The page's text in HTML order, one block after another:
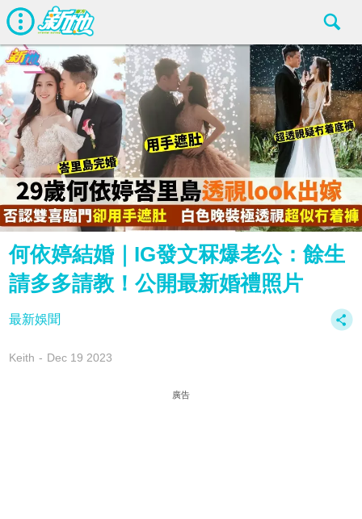
何依婷結婚｜IG發文冧爆老公：餘生
請多多請教！公開最新婚禮照片
最新娛聞
Keith Dec 19 2023
廣告